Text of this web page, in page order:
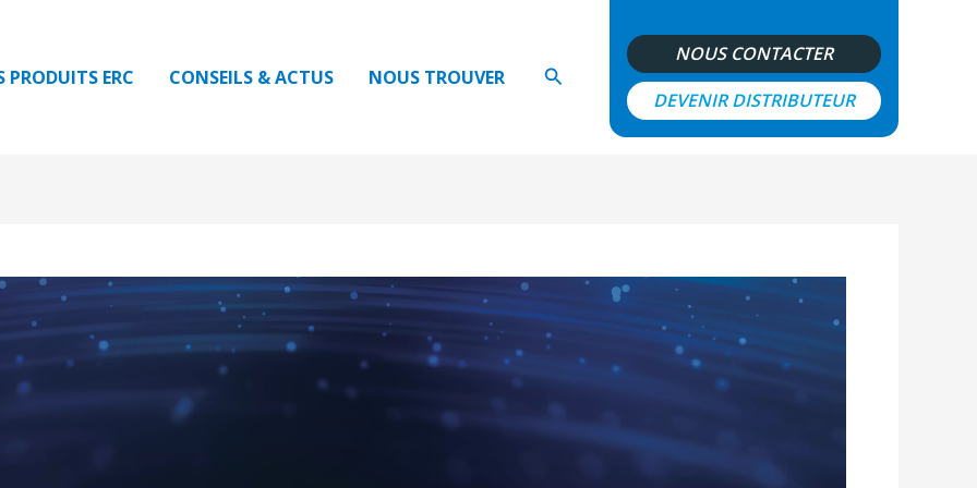
PRODUITS ERC CONSEILS & ACTUS NOUS TROUVER Rechercher
NOUS CONTACTER
DEVENIR DISTRIBUTEUR